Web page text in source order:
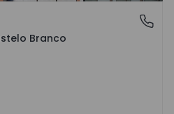
Branco
Branco